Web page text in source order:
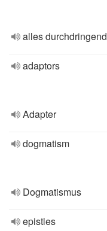
alles durchdringend
adaptors
Adapter
dogmatism
Dogmatismus
epistles